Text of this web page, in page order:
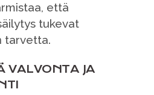
että
tukevat
tarvetta.
VALVONTA JA